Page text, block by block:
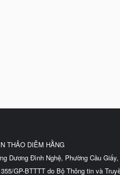
THẢO DIỄM HẰNG
Dương Đình Nghệ, Phường Cầu
GP-BTTTT do Bộ Thông tin và